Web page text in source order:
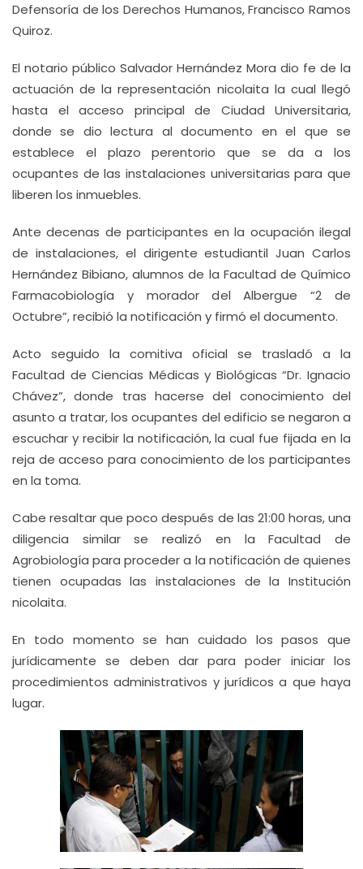
Defensoría de los Derechos Humanos, Francisco Ramos
Quiroz.
El notario público Salvador Hernández Mora dio fe de la
actuación de la representación nicolaita la cual llegó
hasta el acceso principal de Ciudad Universitaria,
donde se dio lectura al documento en el que se
establece el plazo perentorio que se da a los
ocupantes de las instalaciones universitarias para que
liberen los inmuebles.
Ante decenas de participantes en la ocupación ilegal
de instalaciones, el dirigente estudiantil Juan Carlos
Hernández Bibiano, alumnos de la Facultad de Químico
Farmacobiología y morador del Albergue “2 de
Octubre”, recibió la notificación y firmó el documento.
Acto seguido la comitiva oficial se trasladó a la
Facultad de Ciencias Médicas y Biológicas “Dr. Ignacio
Chávez”, donde tras hacerse del conocimiento del
asunto a tratar, los ocupantes del edificio se negaron a
escuchar y recibir la notificación, la cual fue fijada en la
reja de acceso para conocimiento de los participantes
en la toma.
Cabe resaltar que poco después de las 21:00 horas, una
diligencia similar se realizó en la Facultad de
Agrobiología para proceder a la notificación de quienes
tienen ocupadas las instalaciones de la Institución
nicolaita.
En todo momento se han cuidado los pasos que
jurídicamente se deben dar para poder iniciar los
procedimientos administrativos y jurídicos a que haya
lugar.